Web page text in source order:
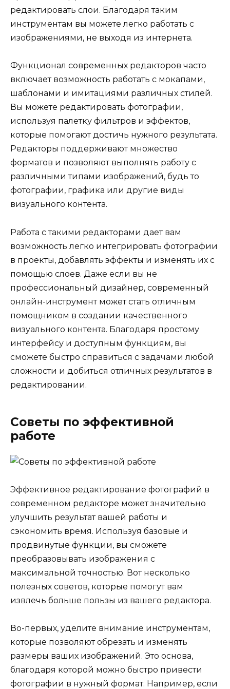
редактировать слои. Благодаря таким
инструментам вы можете легко работать с
изображениями, не выходя из интернета.
Функционал современных редакторов часто
включает возможность работать с мокапами,
шаблонами и имитациями различных стилей.
Вы можете редактировать фотографии,
используя палетку фильтров и эффектов,
которые помогают достичь нужного результата.
Редакторы поддерживают множество
форматов и позволяют выполнять работу с
различными типами изображений, будь то
фотографии, графика или другие виды
визуального контента.
Работа с такими редакторами дает вам
возможность легко интегрировать фотографии
в проекты, добавлять эффекты и изменять их с
помощью слоев. Даже если вы не
профессиональный дизайнер, современный
онлайн-инструмент может стать отличным
помощником в создании качественного
визуального контента. Благодаря простому
интерфейсу и доступным функциям, вы
сможете быстро справиться с задачами любой
сложности и добиться отличных результатов в
редактировании.
Советы по эффективной
работе
Эффективное редактирование фотографий в
современном редакторе может значительно
улучшить результат вашей работы и
сэкономить время. Используя базовые и
продвинутые функции, вы сможете
преобразовывать изображения с
максимальной точностью. Вот несколько
полезных советов, которые помогут вам
извлечь больше пользы из вашего редактора.
Во-первых, уделите внимание инструментам,
которые позволяют обрезать и изменять
размеры ваших изображений. Это основа,
благодаря которой можно быстро привести
фотографии в нужный формат. Например, если